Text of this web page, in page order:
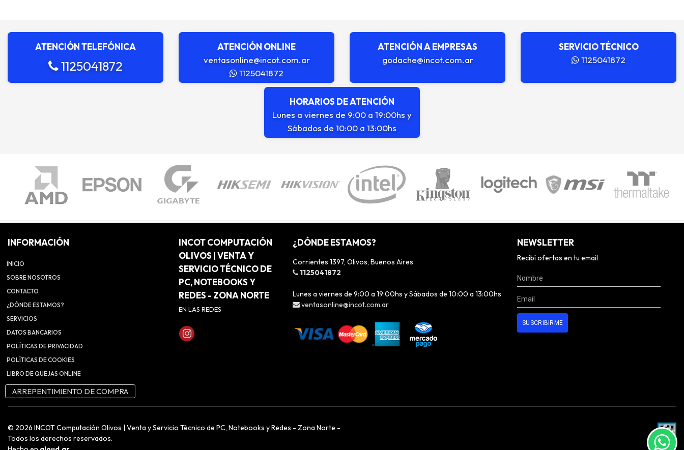
ATENCIÓN TELEFÓNICA
1125041872
ATENCIÓN ONLINE
ventasonline@incot.com.ar
1125041872
ATENCIÓN A EMPRESAS
godache@incot.com.ar
SERVICIO TÉCNICO
1125041872
HORARIOS DE ATENCIÓN
Lunes a viernes de 9:00 a 19:00hs y
Sábados de 10:00 a 13:00hs
INFORMACIÓN
INICIO
SOBRE NOSOTROS
CONTACTO
¿DÓNDE ESTAMOS?
SERVICIOS
DATOS BANCARIOS
POLÍTICAS DE PRIVACIDAD
POLÍTICAS DE COOKIES
LIBRO DE QUEJAS ONLINE
ARREPENTIMIENTO DE COMPRA
INCOT COMPUTACIÓN
OLIVOS | VENTA Y
SERVICIO TÉCNICO DE
PC, NOTEBOOKS Y
REDES - ZONA NORTE
EN LAS REDES
¿DÓNDE ESTAMOS?
Corrientes 1397, Olivos, Buenos Aires
1125041872
Lunes a viernes de 9:00 a 19:00hs y Sábados de 10:00 a 13:00hs
ventasonline@incot.com.ar
NEWSLETTER
Recibí ofertas en tu email
© 2026 INCOT Computación Olivos | Venta y Servicio Técnico de PC, Notebooks y Redes - Zona Norte -
Todos los derechos reservados.